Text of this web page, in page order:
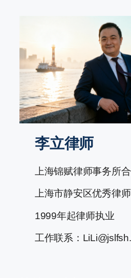
李立律师
上海锦赋律师事务所
上海市静安区优秀律师
1999年起律师执业
工作联系：